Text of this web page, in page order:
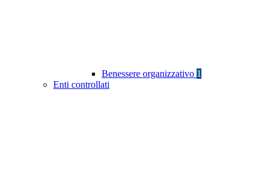
Benessere organizzativo 1
Enti controllati